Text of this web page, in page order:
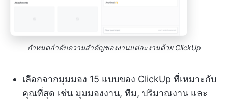
กำหนดลำดับความสำคัญของงานแต่ละงานด้วย ClickUp
เลือกจากมุมมอง 15 แบบของ ClickUp ที่เหมาะกับ
คุณที่สุด เช่น มุมมองงาน, ทีม, ปริมาณงาน และ